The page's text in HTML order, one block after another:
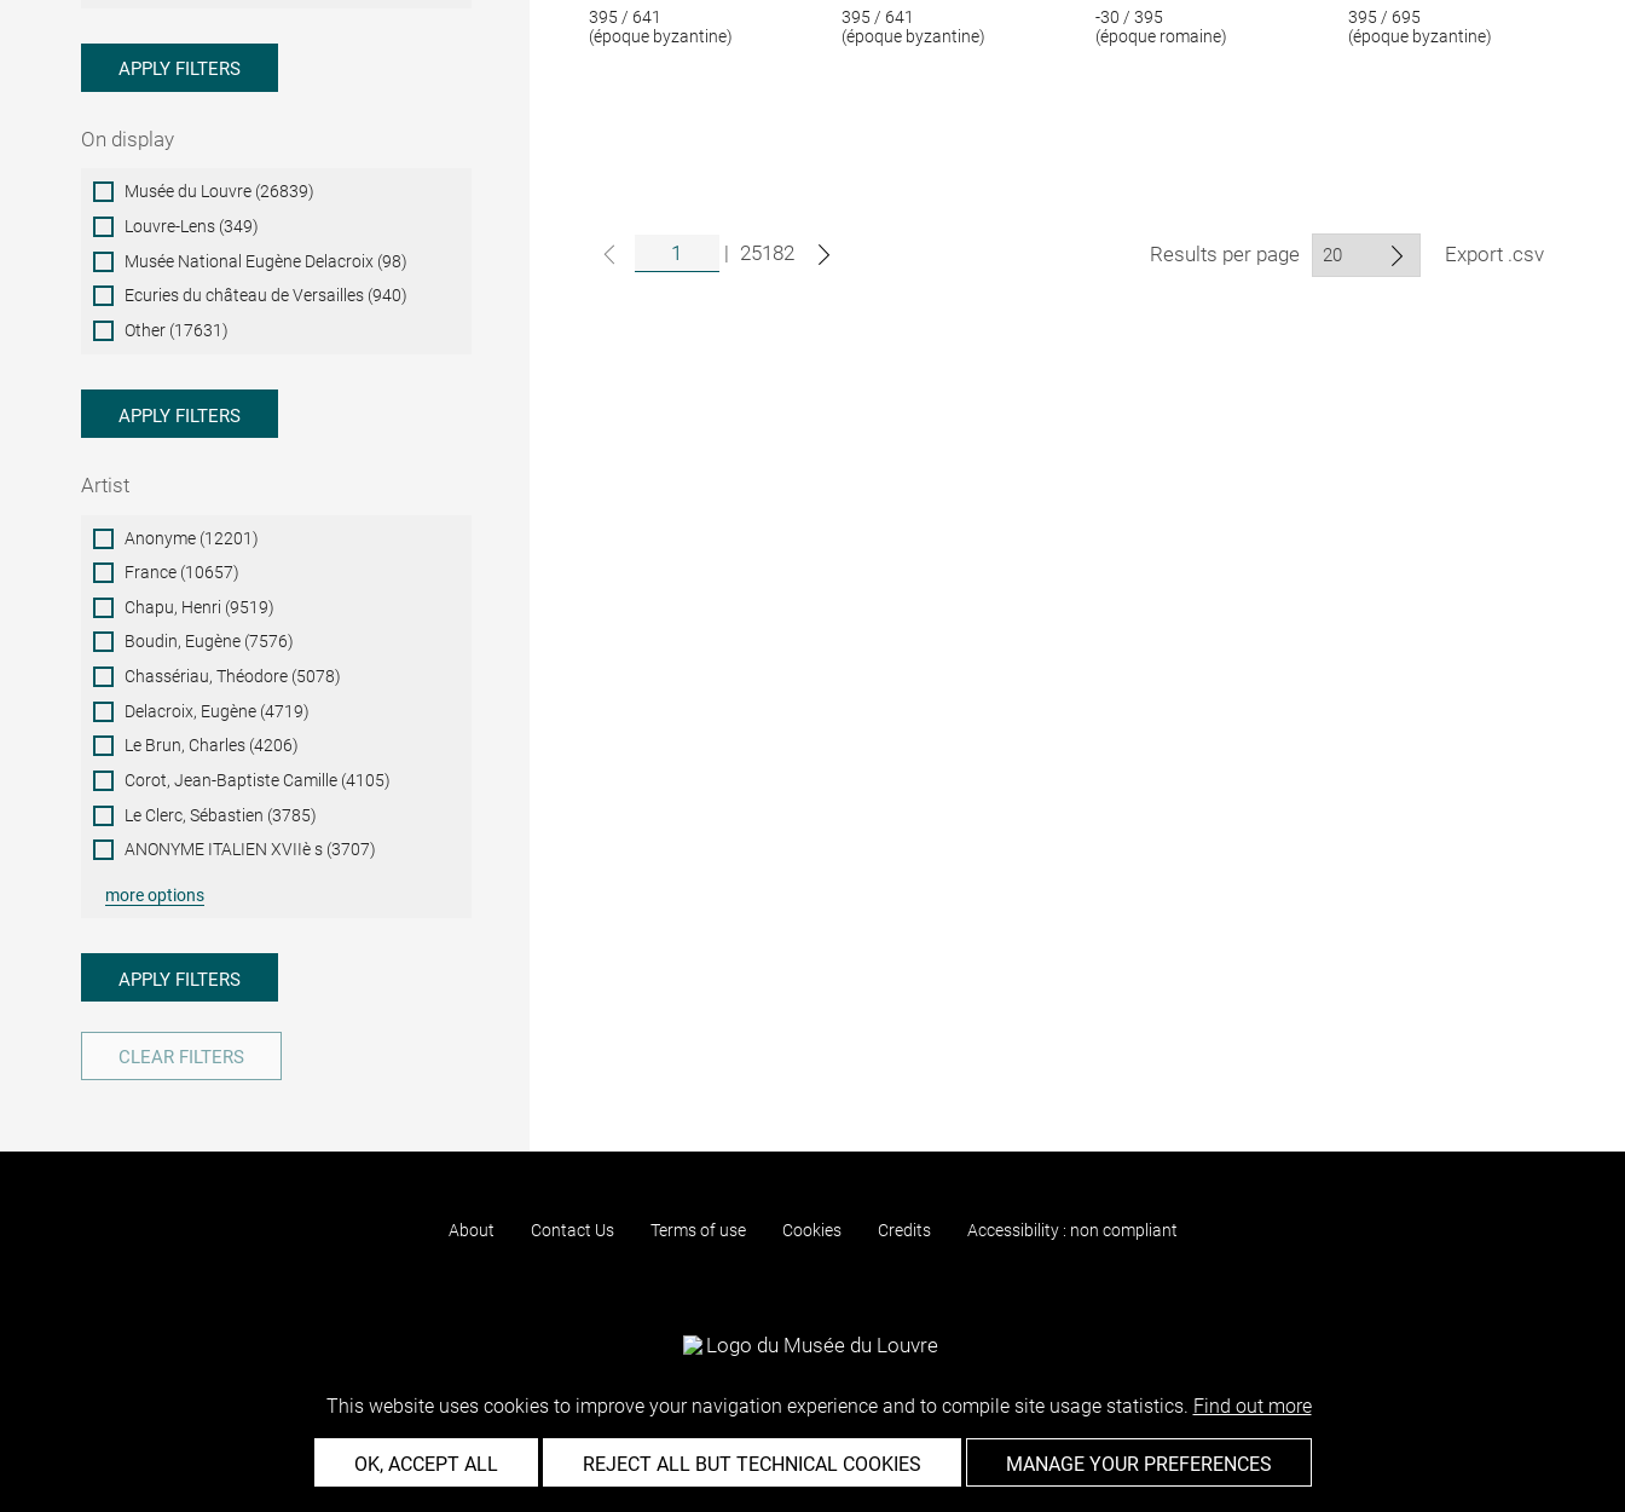
APPLY FILTERS
On display
On
display
Musée du Louvre (26839)
Louvre-Lens (349)
Musée National Eugène Delacroix (98)
Ecuries du château de Versailles (940)
Other (17631)
APPLY FILTERS
Artist
ArtistAnonyme (12201)
France (10657)
Chapu, Henri (9519)
Boudin, Eugène (7576)
Chassériau, Théodore (5078)
Delacroix, Eugène (4719)
Le Brun, Charles (4206)
Corot, Jean-Baptiste Camille (4105)
Le Clerc, Sébastien (3785)
ANONYME ITALIEN XVIIè s (3707)
more options
APPLY FILTERS
CLEAR FILTERS
395 / 641
(époque byzantine)
395 / 641
(époque byzantine)
-30 / 395
(époque romaine)
395 / 695
(époque byzantine)
| 25182 Results per page Export .csv
About Contact Us Terms of use Cookies Credits Accessibility : non compliant
This website uses cookies to improve your navigation experience and to compile site usage statistics. Find out more
OK, ACCEPT ALL REJECT ALL BUT TECHNICAL COOKIES MANAGE YOUR PREFERENCES